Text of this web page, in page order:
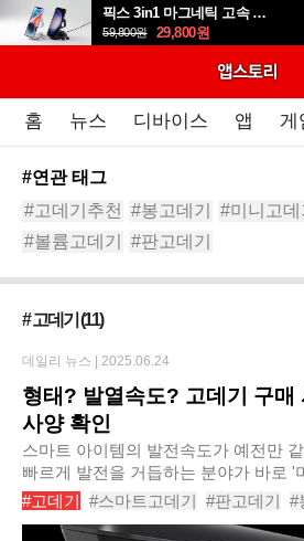
픽스 3in1 마그네틱 고속 무선 충전 거치대 XWC-502
59,800원 29,800원
홈 뉴스 디바이스 앱 게
#연관 태그
#고데기추천 #봉고데기 #미니고데
#볼륨고데기
#판고데기
# 고데기 (11)
형태? 발열속도? 고데기 구매
사양 확인
스마트 아이템의 발전속도가 예전만
빠르게 발전을 거듭하는 분야가 바로 '
을 적용해서 예전보다 빠르게 목적을
진 스마트 미용기기가 많아지고 있다...
#고데기 #스마트고데기 #판고데기 #
#멀티형고데기 #스타일링 #헤어스타
데일리 뉴스 | 2025.06.24